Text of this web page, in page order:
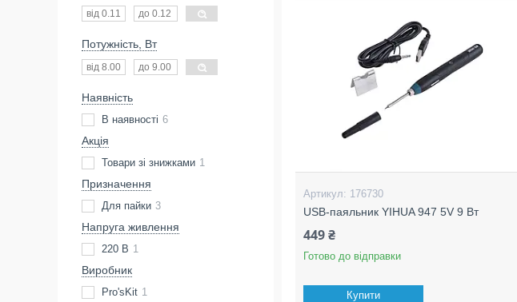
176730
USB-паяльник YIHUA 947 5V 9 Вт
449 ₴
Готово до відправки
Купити
Потужність, Вт
Наявність
В наявності 6
Акція
Товари зі знижками 1
Призначення
Для пайки 3
Напруга живлення
220 В 1
Виробник
Pro'sKit 1